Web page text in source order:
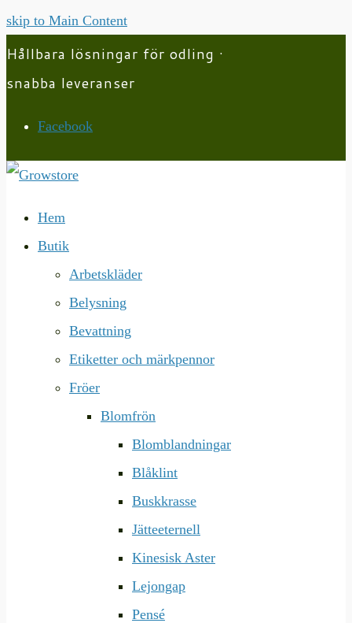
skip to Main Content
Hållbara lösningar för odling ·
snabba leveranser
Facebook
Hem
Butik
Arbetskläder
Belysning
Bevattning
Etiketter och märkpennor
Fröer
Blomfrön
Blomblandningar
Blåklint
Buskkrasse
Jätteeternell
Kinesisk Aster
Lejongap
Pensé